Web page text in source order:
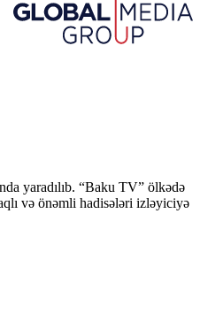
yaradılıb. “Baku TV” ölkədə
və önəmli hadisələri izləyiciyə